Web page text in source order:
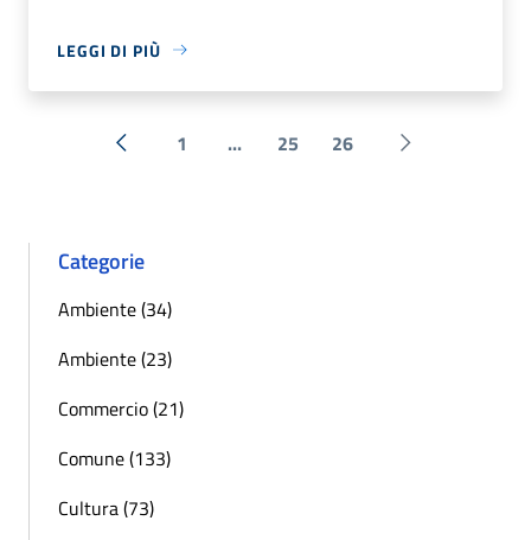
LEGGI DI PIÙ
« Precedente
1 ... 25 26 Successiva »
Categorie
Ambiente (34)
Ambiente (23)
Commercio (21)
Comune (133)
Cultura (73)